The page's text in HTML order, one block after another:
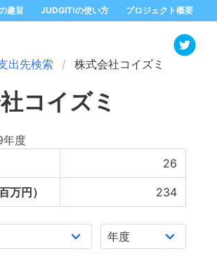
趣旨 JUDGIT!の使い方 プロジェクト概要
出先検索 株式会社コイズミ
コイズミ
年度
26
万円） 234